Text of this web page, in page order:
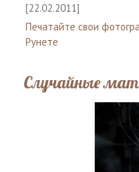
[22.02.2011]
Печатайте свои
Рунете
Случайные